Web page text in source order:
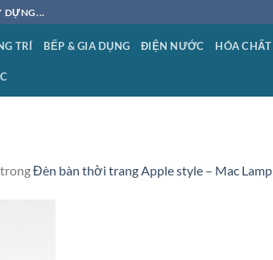
DỰNG...
TRÍ BẾP & GIA DỤNG ĐIỆN NƯỚC HÓA CHẤT
trongĐèn bàn thời trang Apple style – Mac Lamp